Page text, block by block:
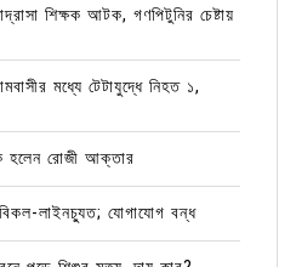
শিক্ষক আটক, গণপিটুনির চেষ্টায়
মধ্যে টেটাযুদ্ধে নিহত ১,
হলেন রোজী আক্তার
লাইনচ্যুত; যোগাযোগ বন্ধ